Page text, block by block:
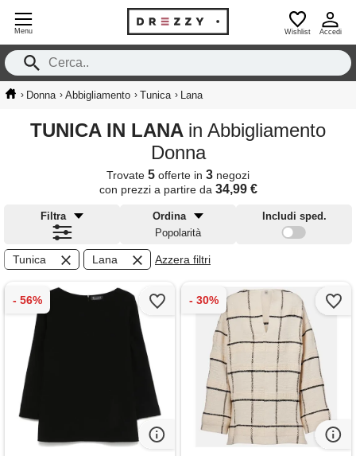
Menu Wishlist Accedi
› Donna › Abbigliamento › Tunica › Lana
TUNICA IN LANA in Abbigliamento
Donna
Trovate 5 offerte in 3 negozi
con prezzi a partire da 34,99 €
Filtra
Ordina
Popolarità
Includi sped.
Tunica Lana Azzera filtri